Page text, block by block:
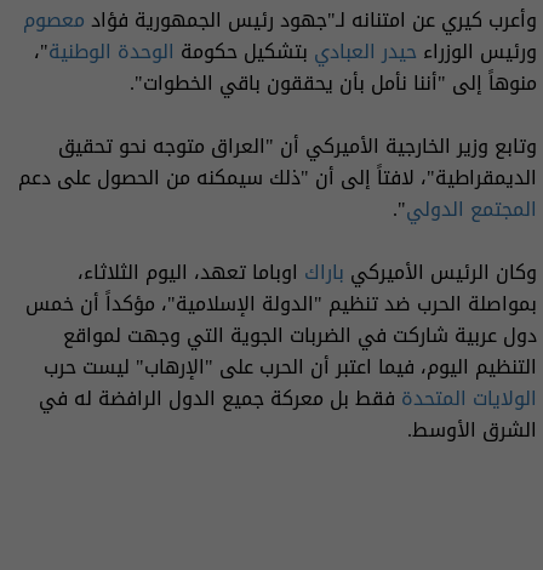
وأعرب كيري عن امتنانه لـ"جهود رئيس الجمهورية فؤادمعصوم
ورئيس الوزراء حيدر العبادي بتشكيل حكومة الوحدة الوطنية"،
منوهاً إلى "أننا نأمل بأن يحققون باقي الخطوات".
وتابع وزير الخارجية الأميركي أن "العراق متوجه نحو تحقيق
الديمقراطية"، لافتاً إلى أن "ذلك سيمكنه من الحصول على دعم
المجتمع الدولي".
وكان الرئيس الأميركي باراك اوباما تعهد، اليوم الثلاثاء،
بمواصلة الحرب ضد تنظيم "الدولة الإسلامية"، مؤكداً أن خمس
دول عربية شاركت في الضربات الجوية التي وجهت لمواقع
التنظيم اليوم، فيما اعتبر أن الحرب على "الإرهاب" ليست حرب
الولايات المتحدة فقط بل معركة جميع الدول الرافضة له في
الشرق الأوسط.